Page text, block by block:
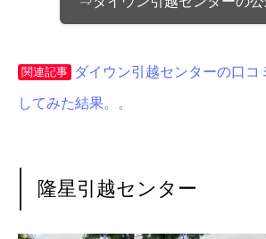
関連記事 ダイウン引越センターの口コ
してみた結果。。
隆星引越センター